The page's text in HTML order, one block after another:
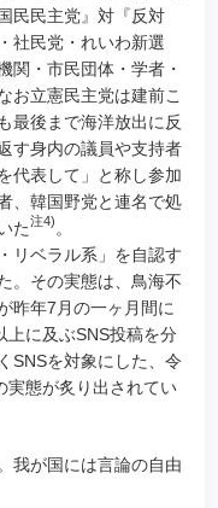
民民主党』対『反対
社民党・れいわ新選
関・市民団体・学者・
お立憲民主党は建前こ
最後まで海洋放出に反
す身内の議員や支持者
代表して」と称し参加
、韓国野党と連名で処
た注4) 。
リベラル系」を自認す
。その実態は、鳥海不
昨年7月の一ヶ月間に
上に及ぶSNS投稿を分
SNSを対象にした、令
実態が炙り出されてい
我が国には言論の自由